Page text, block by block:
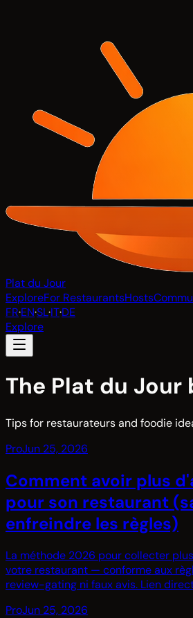
Plat du Jour
ExploreFor RestaurantsHosts
FR·EN·SL·IT·DE
Explore
The Plat du Jour
Tips for restaurateurs and foodie
ProJun 25, 2026
Comment avoir plus
pour son restaurant
enfreindre les règles)
La méthode 2026 pour collecter
votre restaurant — conforme aux
review-gating ni faux avis. Lien
ProJun 25, 2026